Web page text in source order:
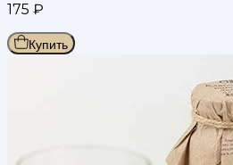
175 ₽
Купить